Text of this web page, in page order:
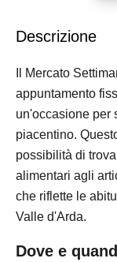
Descrizione
Il Mercato
appuntamento
un'occasione per
piacentino.
possibilità di
alimentari agli
che riflette le
Valle d'Arda.
Dove e